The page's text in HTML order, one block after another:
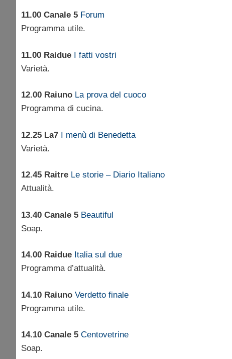
11.00 Canale 5 Forum
Programma utile.
11.00 Raidue I fatti vostri
Varietà.
12.00 Raiuno La prova del cuoco
Programma di cucina.
12.25 La7 I menù di Benedetta
Varietà.
12.45 Raitre Le storie – Diario Italiano
Attualità.
13.40 Canale 5 Beautiful
Soap.
14.00 Raidue Italia sul due
Programma d’attualità.
14.10 Raiuno Verdetto finale
Programma utile.
14.10 Canale 5 Centovetrine
Soap.